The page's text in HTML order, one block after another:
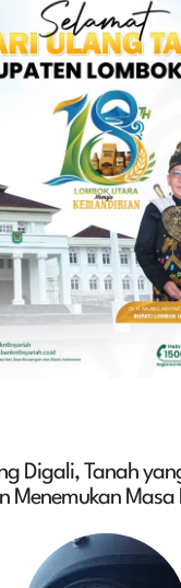
Digali, Tanah
Menemukan Masa